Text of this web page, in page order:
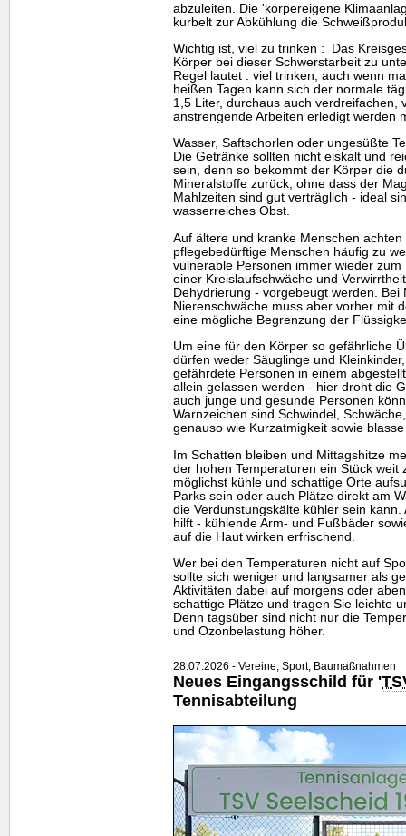
abzuleiten. Die 'körpereigene
kurbelt zur Abkühlung die
Wichtig ist, viel zu trinken : Das
Körper bei dieser Schwerstarbeit zu
Regel lautet : viel trinken, auch wenn
heißen Tagen kann sich der normale
1,5 Liter, durchaus auch verdreifachen,
anstrengende Arbeiten erledigt werden
Wasser, Saftschorlen oder ungesüßte
Die Getränke sollten nicht eiskalt und
sein, denn so bekommt der Körper die
Mineralstoffe zurück, ohne dass der
Mahlzeiten sind gut verträglich - ideal
wasserreiches Obst.
Auf ältere und kranke Menschen
pflegebedürftige Menschen häufig zu
vulnerable Personen immer wieder
einer Kreislaufschwäche und
Dehydrierung - vorgebeugt werden.
Nierenschwäche muss aber vorher mit
eine mögliche Begrenzung der
Um eine für den Körper so gefährliche
dürfen weder Säuglinge und
gefährdete Personen in einem
allein gelassen werden - hier droht die
auch junge und gesunde Personen
Warnzeichen sind Schwindel,
genauso wie Kurzatmigkeit sowie
Im Schatten bleiben und Mittagshitze
der hohen Temperaturen ein Stück weit
möglichst kühle und schattige Orte
Parks sein oder auch Plätze direkt am
die Verdunstungskälte kühler sein
hilft - kühlende Arm- und Fußbäder
auf die Haut wirken erfrischend.
Wer bei den Temperaturen nicht auf
sollte sich weniger und langsamer als
Aktivitäten dabei auf morgens oder
schattige Plätze und tragen Sie leichte
Denn tagsüber sind nicht nur die
und Ozonbelastung höher.
28.07.2026 - Vereine, Sport, Baumaßnahmen
Neues Eingangsschild für '
Tennisabteilung